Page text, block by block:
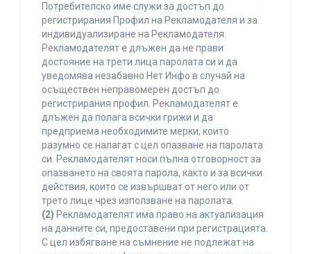
Потребителско име служи за достъп до
регистрирания Профил на Рекламодателя и за
индивидуализиране на Рекламодателя.
Рекламодателят е длъжен да не прави
достояние на трети лица паролата си и да
уведомява незабавно Нет Инфо в случай на
осъществен неправомерен достъп до
регистрирания профил. Рекламодателят е
длъжен да полага всички грижи и да
предприема необходимите мерки, които
разумно се налагат с цел опазване на паролата
си. Рекламодателят носи пълна отговорност за
опазването на своята парола, както и за всички
действия, които се извършват от него или от
трето лице чрез използване на паролата.
(2) Рекламодателят има право на актуализация
на данните си, предоставени при регистрацията.
С цел избягване на съмнение не подлежат на